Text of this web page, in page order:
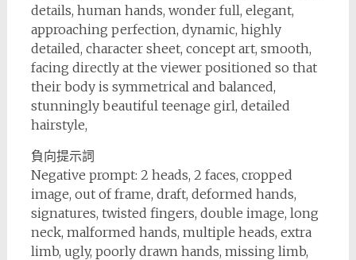
details, human hands, wonder full, elegant,
approaching perfection, dynamic, highly
detailed, character sheet, concept art, smooth,
facing directly at the viewer positioned so that
their body is symmetrical and balanced,
stunningly beautiful teenage girl, detailed
hairstyle,
負向提示詞
Negative prompt: 2 heads, 2 faces, cropped
image, out of frame, draft, deformed hands,
signatures, twisted fingers, double image, long
neck, malformed hands, multiple heads, extra
limb, ugly, poorly drawn hands, missing limb,